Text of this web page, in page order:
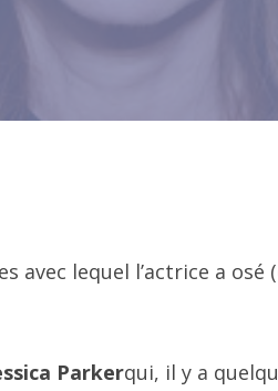
lequel l’actrice a osé
Parkerqui, il y a